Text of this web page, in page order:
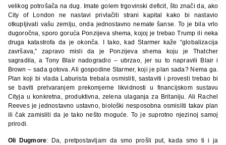
velikog potrošača na dug. Imate golem trgovinski deficit, što znači da, ako
City of London ne nastavi privlačiti strani kapital kako bi nastavio
otkupljivati vašu zemlju, onda jednostavno nemate šanse. To je bila vrlo
dugoročna, sporo goruća Ponzijeva shema, kojoj je trebao Trump ili neka
druga katastrofa da je okonča. I tako, kad Starmer kaže “globalizacija
završava,” zapravo misli da je Ponzijeva shema koju je Thatcher
sagradila, a Tony Blair nadogradio – ubrzao, jer su to napravili Blair i
Brown – sada gotova. Ali gospodine Starmer, koji je plan sada? Nema ga.
Plan koji bi vlada Laburista trebala osmisliti, sastaviti i provesti trebao bi
se baviti pretvaranjem prekomjerne likvidnosti u financijskom sustavu
Cityja u konkretna, produktivna, zelena ulaganja za Britaniju. Ali Rachel
Reeves je jednostavno ustavno, biološki nesposobna osmisliti takav plan
ili čak zamisliti da je tako nešto moguće. To je suprotno njezinoj samoj
prirodi.
Oli Dugmore: Da, pretpostavljam da smo prošli put, kada smo ti i ja